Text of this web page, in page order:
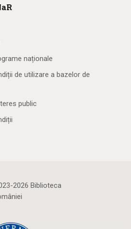
naționale
de utilizare a bazelor de
public
2026 Biblioteca